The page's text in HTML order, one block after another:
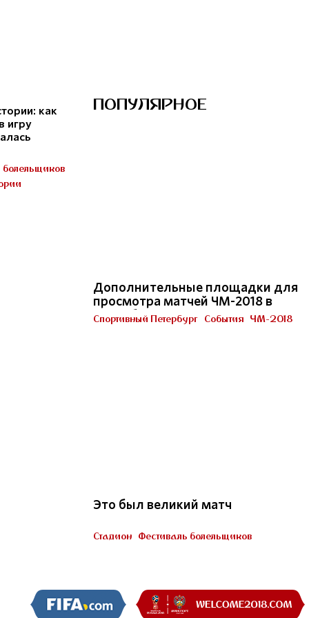
как
игру
болельщиков
ПОПУЛЯРНОЕ
Дополнительные площадки для
просмотра матчей ЧМ-2018 в
Петербурге
Спортивный Петербург События ЧМ-2018
Это был великий матч
Стадион Фестиваль болельщиков